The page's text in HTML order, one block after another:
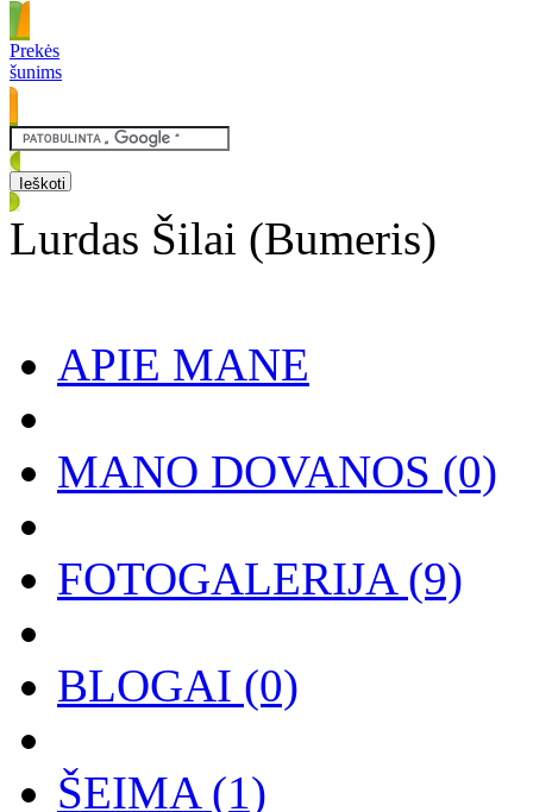
Prekės
šunims
Lurdas Šilai (Bumeris)
APIE MANE
MANO DOVANOS (0)
FOTOGALERIJA(9)
BLOGAI (0)
ŠEIMA(1)